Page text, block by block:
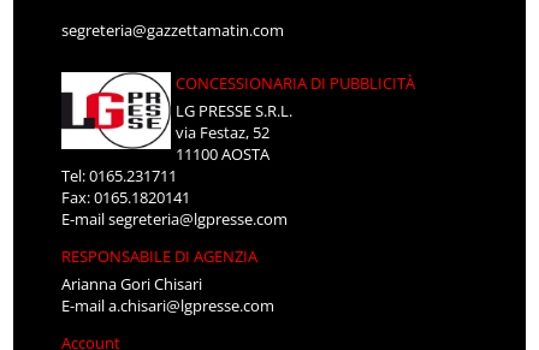
segreteria@gazzettamatin.com
CONCESSIONARIA DI PUBBLICITÀ
LG PRESSE S.R.L.
via Festaz, 52
11100 AOSTA
Tel: 0165.231711
Fax: 0165.1820141
E-mailsegreteria@lgpresse.com
RESPONSABILE DI AGENZIA
Arianna Gori Chisari
E-maila.chisari@lgpresse.com
Account